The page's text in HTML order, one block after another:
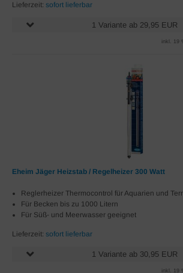
Lieferzeit: sofort lieferbar
1 Variante ab 29,95 EUR
inkl. 19
Eheim Jäger Heizstab / Regelheizer 300 Watt
Reglerheizer Thermocontrol für Aquarien und
Für Becken bis zu 1000 Litern
Für Süß- und Meerwasser geeignet
Lieferzeit: sofort lieferbar
1 Variante ab 30,95 EUR
inkl. 19